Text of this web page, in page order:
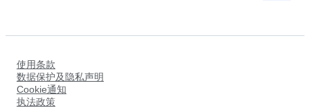
使用条款
数据保护及隐私声明
Cookie通知
执法政策